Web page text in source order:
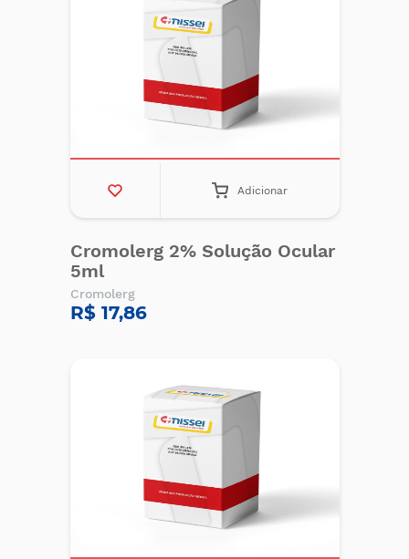
Adicionar
Cromolerg 2% Solução Ocular
5ml
Cromolerg
R$ 17,86